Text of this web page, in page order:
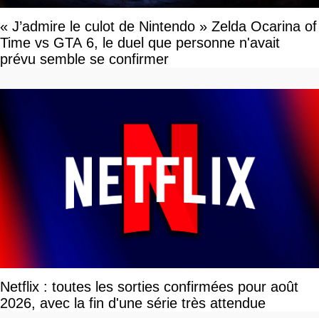
« J’admire le culot de Nintendo » Zelda Ocarina of
Time vs GTA 6, le duel que personne n'avait
prévu semble se confirmer
Netflix : toutes les sorties confirmées pour août
2026, avec la fin d'une série très attendue